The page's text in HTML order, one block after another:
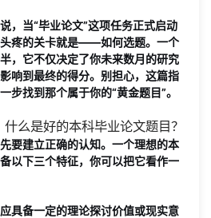
，当“毕业论文”这项任务正式启动
头疼的关卡就是——如何选题。一个
，它不仅决定了你未来数月的研究
响到最终的得分。别担心，这篇指
步找到那个属于你的“黄金题目”。
么是好的本科毕业论文题目？
要建立正确的认知。一个理想的本
以下三个特征，你可以把它看作一
具备一定的理论探讨价值或现实意